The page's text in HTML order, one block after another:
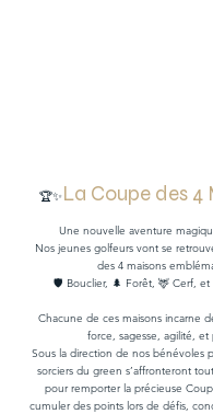
🏆✨La Coupe des 4
Une nouvelle aventure
Nos jeunes golfeurs vont se
des 4 maisons
🛡️ Bouclier, 🌲 Forêt, 🦌 Cerf, et
Chacune de ces maisons incarne
force, sagesse, agilité, et
Sous la direction de nos bénévoles
sorciers du green s’affronteront
pour remporter la précieuse
cumuler des points lors de défis,